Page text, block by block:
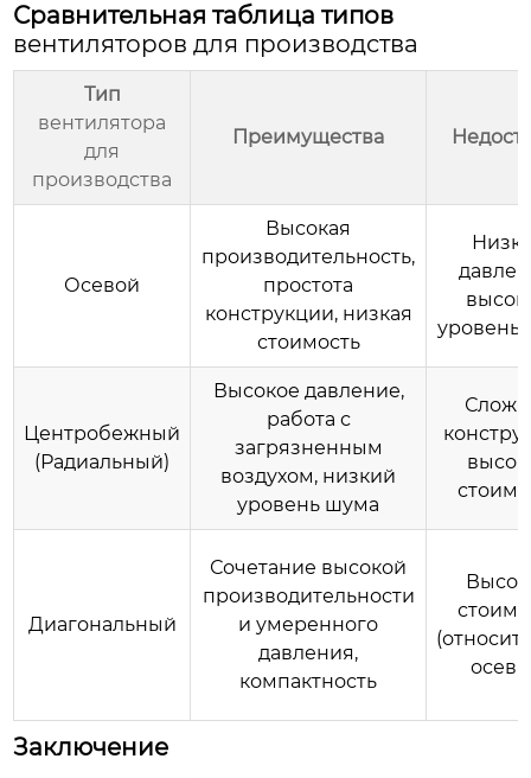
Сравнительная таблица типов
вентиляторов для производства
Тип
вентилятора
для
производства
Преимущества
Осевой
Высокая
производительность,
простота
конструкции, низкая
стоимость
уровень
Центробежный
(Радиальный)
Высокое давление,
работа с
загрязненным
воздухом, низкий
уровень шума
Диагональный
Сочетание высокой
производительности
и умеренного
давления,
компактность
Заключение